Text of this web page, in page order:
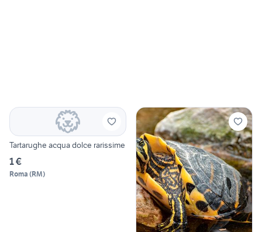
Tartarughe acqua dolce rarissime
1 €
Roma (RM)